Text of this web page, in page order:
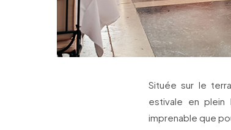
Située sur le
estivale en plein
imprenable que